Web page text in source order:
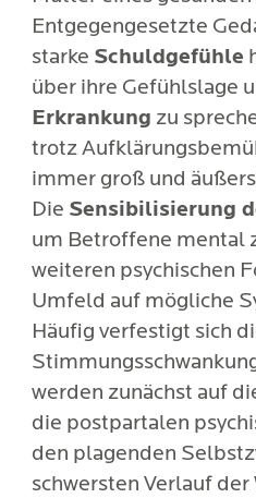
Eingeschränkte
Suizid- und
Mutter & Kind
Wir rücken neben der
Depression ebenso
Vordergrund, um das
Bindung, sowie die
zu stärken.
Entgegengesetzte
starke Schuldgefühle
über ihre Gefühlslage
Erkrankung zu
trotz
immer groß und
Die Sensibilisierung
um Betroffene mental
weiteren psychischen
Umfeld auf mögliche
Häufig verfestigt sich
werden zunächst auf
die postpartalen
den plagenden
schwersten Verlauf